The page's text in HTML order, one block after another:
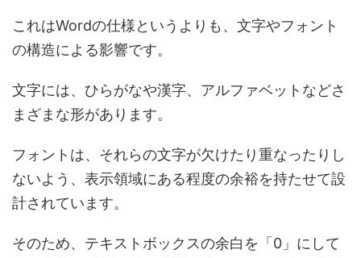
これはWordの仕様というよりも、文字やフォント
の構造による影響です。
文字には、ひらがなや漢字、アルファベットなどさ
まざまな形があります。
フォントは、それらの文字が欠けたり重なったりし
ないよう、表示領域にある程度の余裕を持たせて設
計されています。
そのため、テキストボックスの余白を「0」にして